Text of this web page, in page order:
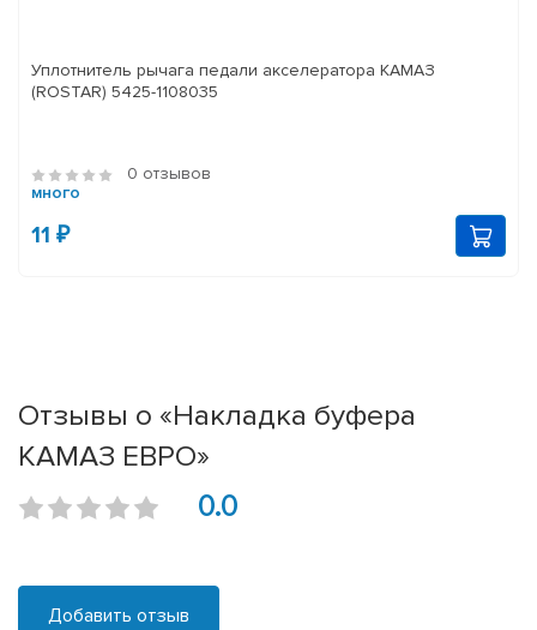
Уплотнитель рычага педали акселератора КАМАЗ
(ROSTAR) 5425-1108035
0 отзывов
много
11 ₽
Отзывы о «Накладка буфера
КАМАЗ ЕВРО»
0.0
Добавить отзыв